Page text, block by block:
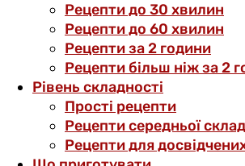
Рецепти до 30 хвилин
Рецепти до 60 хвилин
Рецепти за 2 години
Рецепти більш ніж за 2
Рівень складності
Прості рецепти
Рецепти середньої
Рецепти для